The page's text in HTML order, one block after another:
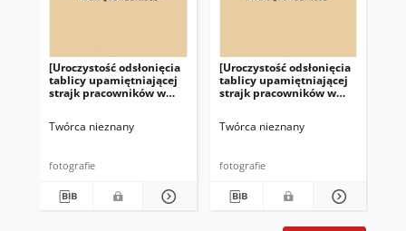
[Uroczystość odsłonięcia
tablicy upamiętniającej
strajk pracowników w
Twórca nieznany
fotografie
[Uroczystość odsłonięcia
tablicy upamiętniającej
strajk pracowników w
Twórca nieznany
fotografie